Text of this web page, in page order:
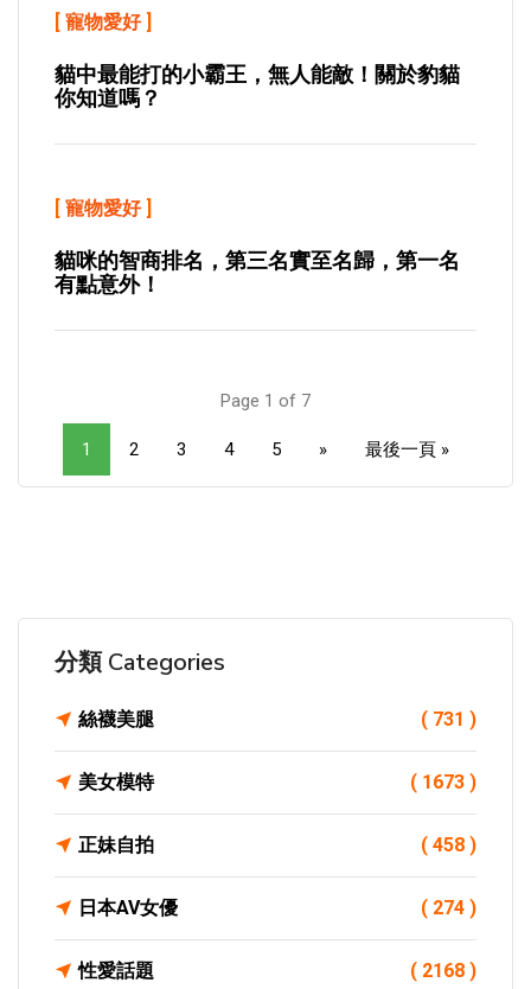
[ 寵物愛好]
貓中最能打的小霸王，無人能敵！關於豹貓
你知道嗎？
[ 寵物愛好]
貓咪的智商排名，第三名實至名歸，第一名
有點意外！
Page 1 of 7
1 2 3 4 5 » 最後一頁 »
分類 Categories
絲襪美腿 ( 731 )
美女模特 ( 1673 )
正妹自拍 ( 458 )
日本AV女優 ( 274 )
性愛話題 ( 2168 )